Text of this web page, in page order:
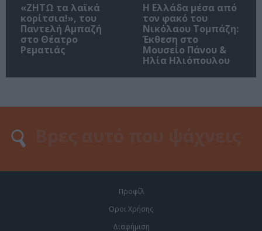
«ΖΗΤΩ τα λαϊκά
κορίτσια!», του
Παντελή Αμπαζή
στο Θέατρο
Ρεματιάς
Η Ελλάδα μέσα από
τον φακό του
Νικόλαου Τομπάζη:
Έκθεση στο
Μουσείο Πάνου &
Ηλία Ηλιόπουλου
Προφίλ
Οροι Χρήσης
Διαφήμιση